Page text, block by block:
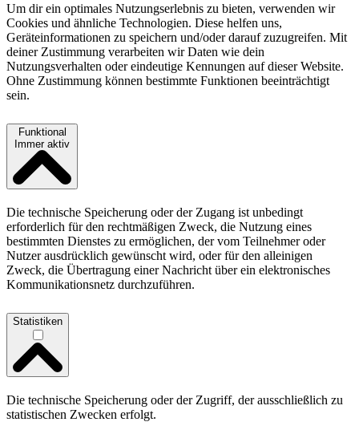
Um dir ein optimales Nutzungserlebnis zu bieten, verwenden wir
Cookies und ähnliche Technologien. Diese helfen uns,
Geräteinformationen zu speichern und/oder darauf zuzugreifen. Mit
deiner Zustimmung verarbeiten wir Daten wie dein
Nutzungsverhalten oder eindeutige Kennungen auf dieser Website.
Ohne Zustimmung können bestimmte Funktionen beeinträchtigt
sein.
Funktional
Immer aktiv
Die technische Speicherung oder der Zugang ist unbedingt
erforderlich für den rechtmäßigen Zweck, die Nutzung eines
bestimmten Dienstes zu ermöglichen, der vom Teilnehmer oder
Nutzer ausdrücklich gewünscht wird, oder für den alleinigen
Zweck, die Übertragung einer Nachricht über ein elektronisches
Kommunikationsnetz durchzuführen.
Statistiken
Die technische Speicherung oder der Zugriff, der ausschließlich zu
statistischen Zwecken erfolgt.